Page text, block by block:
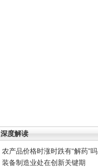
深度解读
农产品价格时涨时跌有“解药”吗
装备制造业处在创新关键期